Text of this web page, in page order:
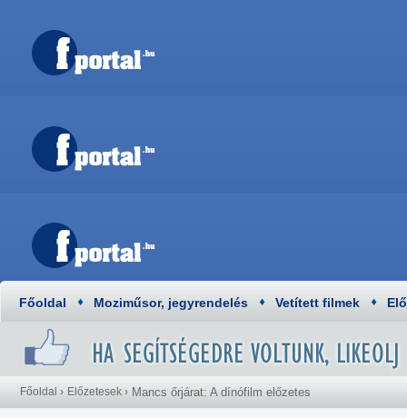
Főoldal Moziműsor, jegyrendelés Vetített filmek
Főoldal › Előzetesek › Mancs őrjárat: A dínófilm előzetes